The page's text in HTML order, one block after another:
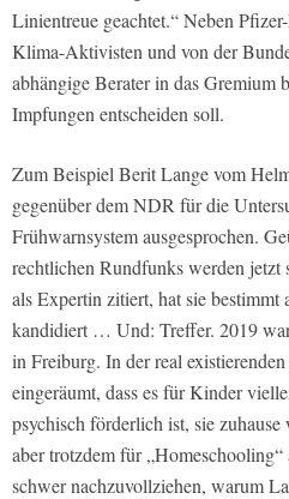
Linientreue geachtet.“ Neben
Klima-Aktivisten und von der
abhängige Berater in das Gremium
Impfungen entscheiden soll.
Zum Beispiel Berit Lange vom
gegenüber dem NDR für die
Frühwarnsystem ausgesprochen.
rechtlichen Rundfunks werden jetzt
als Expertin zitiert, hat sie bestimmt
kandidiert … Und: Treffer. 2019
in Freiburg. In der real
eingeräumt, dass es für Kinder
psychisch förderlich ist, sie
aber trotzdem für
schwer nachzuvollziehen, warum